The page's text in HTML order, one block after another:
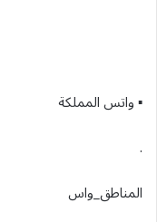
▪︎ واتس المملكة
.
المناطق_واس